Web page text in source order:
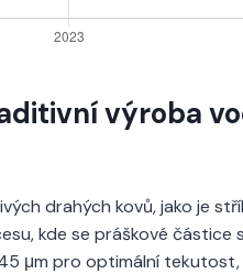
výroba
drahých kovů, jako je
kde se práškové
μm pro optimální